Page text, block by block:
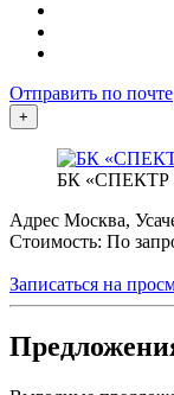
Отправить по почте
+
БК
Адрес Москва,
Стоимость: По
Записаться на